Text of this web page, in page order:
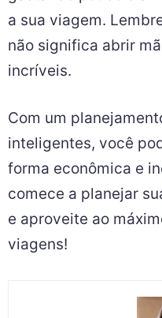
a sua viagem.
não significa abrir
incríveis.
Com um
inteligentes, você
forma econômica e
comece a planejar
e aproveite ao
viagens!